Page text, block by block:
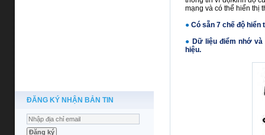
ĐĂNG KÝ NHẬN BẢN TIN
mạng và có thể hiển thị
● Có sẵn 7 chế độ hiển
● Dữ liệu điểm nhớ
hiệu.